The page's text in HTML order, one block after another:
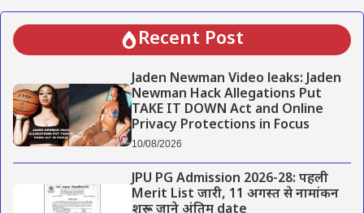
Recent Post
Jaden Newman Video leaks: Jaden
Newman Hack Allegations Put
TAKE IT DOWN Act and Online
Privacy Protections in Focus
10/08/2026
JPU PG Admission 2026-28: पहली
Merit List जारी, 11 अगस्त से नामांकन